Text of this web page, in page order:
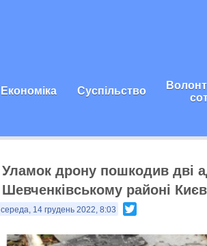
Економіка Суспільство
Уламок дрону пошкодив дві
Шевченківському районі
середа, 14 грудень 2022, 8:03